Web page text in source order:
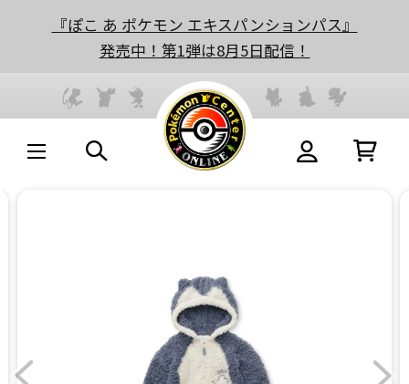
『ぽこ あ ポケモン エキスパンションパス』
発売中！第1弾は8月5日配信！